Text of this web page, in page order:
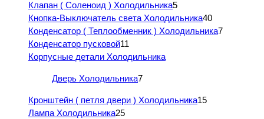
Клапан ( Соленоид ) Холодильника5
Кнопка-Выключатель света Холодильника40
Конденсатор ( Теплообменник ) Холодильника7
Конденсатор пусковой11
Корпусные детали Холодильника
Дверь Холодильника7
Кронштейн ( петля двери ) Холодильника15
Лампа Холодильника25